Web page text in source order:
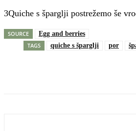
3Quiche s šparglji postrežemo še
SOURCE
Egg and berries
TAGS
quiche s šparglji por